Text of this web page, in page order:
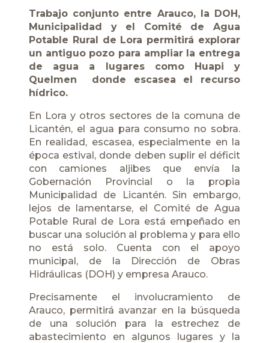
Trabajo conjunto entre Arauco, la DOH,
Municipalidad y el Comité de Agua
Potable Rural de Lora permitirá explorar
un antiguo pozo para ampliar la entrega
de agua a lugares como Huapi y
Quelmen donde escasea el recurso
hídrico.
En Lora y otros sectores de la comuna de
Licantén, el agua para consumo no sobra.
En realidad, escasea, especialmente en la
época estival, donde deben suplir el déficit
con camiones aljibes que envía la
Gobernación Provincial o la propia
Municipalidad de Licantén. Sin embargo,
lejos de lamentarse, el Comité de Agua
Potable Rural de Lora está empeñado en
buscar una solución al problema y para ello
no está solo. Cuenta con el apoyo
municipal, de la Dirección de Obras
Hidráulicas (DOH) y empresa Arauco.
Precisamente el involucramiento de
Arauco, permitirá avanzar en la búsqueda
de una solución para la estrechez de
abastecimiento en algunos lugares y la